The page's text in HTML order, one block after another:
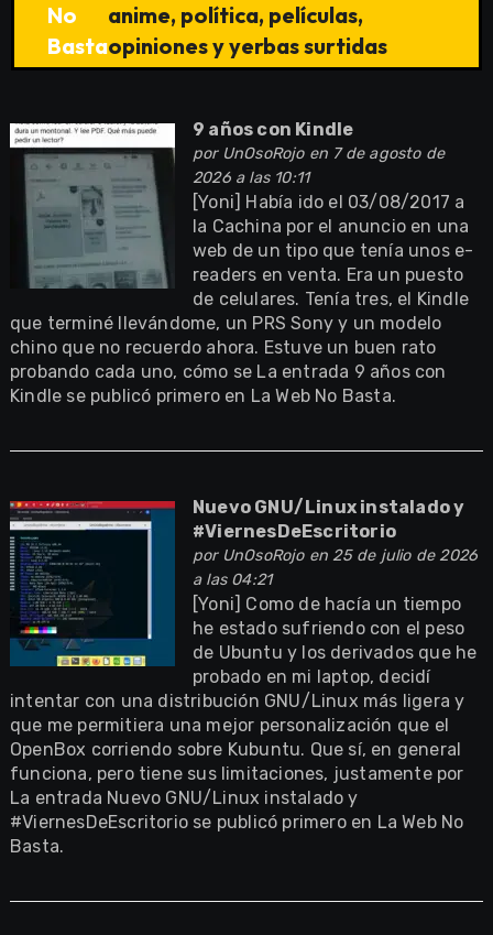
No
Basta
anime, política, películas,
opiniones y yerbas surtidas
9 años con Kindle
por UnOsoRojoen 7 de agosto de
2026 a las 10:11
[Yoni] Había ido el 03/08/2017 a
la Cachina por el anuncio en una
web de un tipo que tenía unos e-
readers en venta. Era un puesto
de celulares. Tenía tres, el Kindle
que terminé llevándome, un PRS Sony y un modelo
chino que no recuerdo ahora. Estuve un buen rato
probando cada uno, cómo se La entrada 9 años con
Kindle se publicó primero en La Web No Basta.
Nuevo GNU/Linux instalado y
#ViernesDeEscritorio
por UnOsoRojoen 25 de julio de 2026
a las 04:21
[Yoni] Como de hacía un tiempo
he estado sufriendo con el peso
de Ubuntu y los derivados que he
probado en mi laptop, decidí
intentar con una distribución GNU/Linux más ligera y
que me permitiera una mejor personalización que el
OpenBox corriendo sobre Kubuntu. Que sí, en general
funciona, pero tiene sus limitaciones, justamente por
La entrada Nuevo GNU/Linux instalado y
#ViernesDeEscritorio se publicó primero en La Web No
Basta.